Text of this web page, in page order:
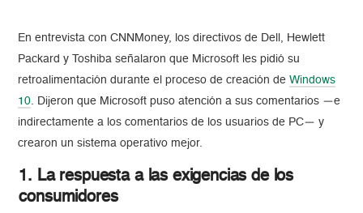
En entrevista con CNNMoney, los directivos de Dell, Hewlett
Packard y Toshiba señalaron que Microsoft les pidió su
retroalimentación durante el proceso de creación deWindows
10. Dijeron que Microsoft puso atención a sus comentarios —e
indirectamente a los comentarios de los usuarios de PC— y
crearon un sistema operativo mejor.
1. La respuesta a las exigencias de los
consumidores